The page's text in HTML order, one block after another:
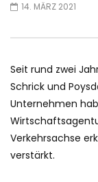
14. MÄRZ 2021
Seit rund zwei
Schrick und
Unternehmen
Verkehrsachse
verstärkt.